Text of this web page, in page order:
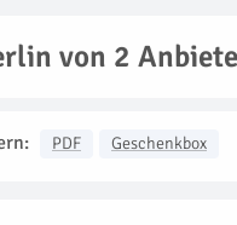
von 2
PDF Geschenkbox